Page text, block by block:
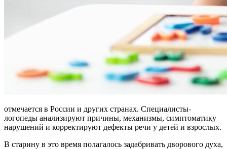
отмечается в России и других странах. Специалисты-
логопеды анализируют причины, механизмы, симптоматику
нарушений и корректируют дефекты речи у детей и взрослых.
В старину в это время полагалось задабривать дворового духа,